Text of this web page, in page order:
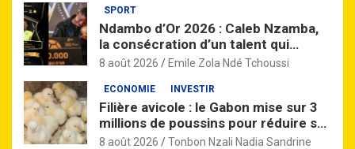
SPORT
Ndambo d’Or 2026 : Caleb Nzamba,
la consécration d’un talent qui
monte
8 août 2026 Emile Zola Ndé Tchoussi
ECONOMIE INVESTIR
Filière avicole : le Gabon mise sur 3
millions de poussins pour réduire sa
dépendance aux importations
8 août 2026 Tonbon Nzali Nadia Sandrine